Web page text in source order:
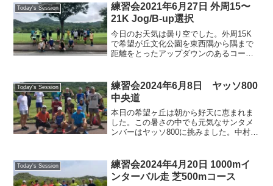
Today's Session
練習会2021年6月27日 外周15〜
21K Jog/B-up選択
今日のお天気は曇り空でした。外周15K
で希望が丘文化公園を東西隅から隅まで
距離をとったアップダウンのあるコース
いきましたが、自転車道をキロ８分で登
っていくのは無理という...
Today's Session
練習会2024年6月8日 ヤッソ800
中央道
本日の希望ヶ丘は朝から好天に恵まれま
した。この暑さの中でも元気なサンタメ
ンバーはヤッソ800に挑みました。中村御
ループになってやり切りました。今日も
楽しくランニング🎵気...
Today's Session
練習会2024年4月20日 1000mイ
ンターバル走 芝500mコース